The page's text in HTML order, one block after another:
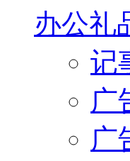
办公礼
记
广
广